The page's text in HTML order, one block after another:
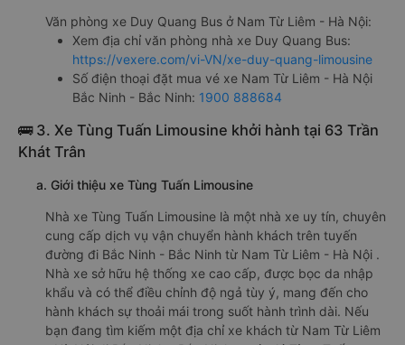
Văn phòng xe Duy Quang Bus ở Nam Từ Liêm - Hà Nội:
Xem địa chỉ văn phòng nhà xe Duy Quang Bus:
https://vexere.com/vi-VN/xe-duy-quang-limousine
Số điện thoại đặt mua vé xe Nam Từ Liêm - Hà Nội
Bắc Ninh - Bắc Ninh: 1900 888684
🚌 3. Xe Tùng Tuấn Limousine khởi hành tại 63 Trần
Khát Trân
a. Giới thiệu xe Tùng Tuấn Limousine
Nhà xe Tùng Tuấn Limousine là một nhà xe uy tín, chuyên
cung cấp dịch vụ vận chuyển hành khách trên tuyến
đường đi Bắc Ninh - Bắc Ninh từ Nam Từ Liêm - Hà Nội .
Nhà xe sở hữu hệ thống xe cao cấp, được bọc da nhập
khẩu và có thể điều chỉnh độ ngả tùy ý, mang đến cho
hành khách sự thoải mái trong suốt hành trình dài. Nếu
bạn đang tìm kiếm một địa chỉ xe khách từ Nam Từ Liêm